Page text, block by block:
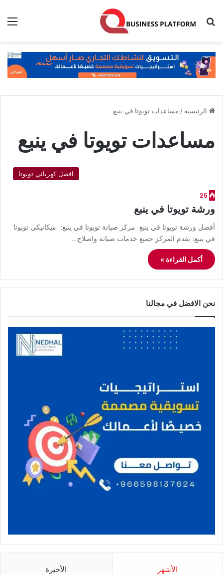
بحث عن
الرئيسية / مساعدات تويوتا في ينبع
مساعدات تويوتا في ينبع
افضل كهربائي تويوتا
25
ورشة تويوتا في ينبع
أفضل ورشة تويوتا في ينبع مركز صيانة تويوتا في ينبع: ميكانيكي تويوتا
في ينبع: يقدم المركز جميع خدمات صيانة واصلاح…
أكمل القراءة »
نحن الافضل في مجالنا
الأشهر الأخيرة